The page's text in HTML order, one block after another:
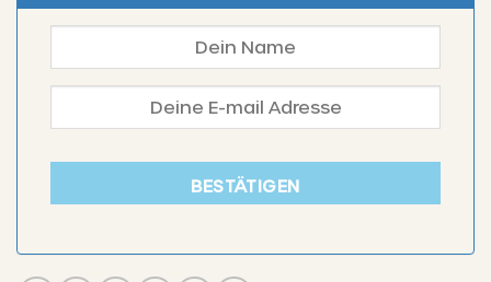
BESTÄTIGEN